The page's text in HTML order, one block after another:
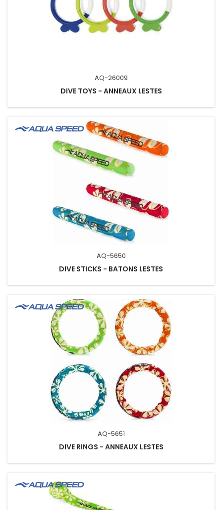
AQ-26009
DIVE TOYS - ANNEAUX LESTES
AQ-5650
DIVE STICKS - BATONS LESTES
AQ-5651
DIVE RINGS - ANNEAUX LESTES